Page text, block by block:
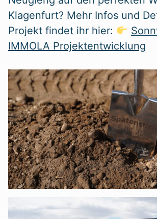
Klagenfurt? Mehr Infos und
Projekt findet ihr hier:
IMMOLA Projektentwicklung